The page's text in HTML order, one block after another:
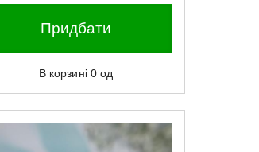
Придбати
В корзині 0 од